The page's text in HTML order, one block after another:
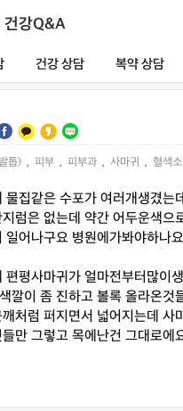
건강Q&A
건강 상담 복약 상담
톱) , 피부 , 피부과 , 사마귀 , 혈색
집같은 수포가 여러개생겼는
럼은 없는데 약간 어두운색으
일어나구요 병원에가봐야하나
편평사마귀가 얼마전부터많이
깔이 좀 진하고 볼록 올라온것
처럼 퍼지면서 넓어지는데 사
만 그렇고 목에난건 그대로에